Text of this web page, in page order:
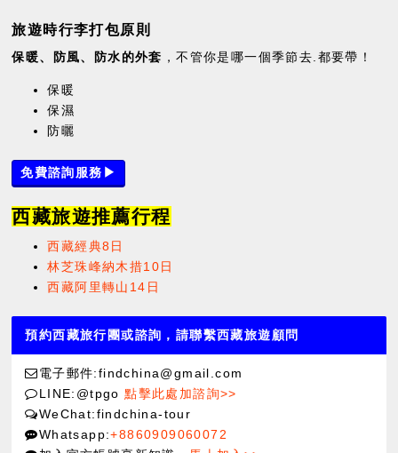
旅遊時行李打包原則
保暖、防風、防水的外套 ，不管你是哪一個季節去.都要帶！
保暖
保濕
防曬
免費諮詢服務▶
西藏旅遊推薦行程
西藏經典8日
林芝珠峰納木措10日
西藏阿里轉山14日
預約西藏旅行團或諮詢，請聯繫西藏旅遊顧問
電子郵件:findchina@gmail.com
LINE:@tpgo點擊此處加諮詢>>
WeChat:findchina-tour
Whatsapp:+8860909060072